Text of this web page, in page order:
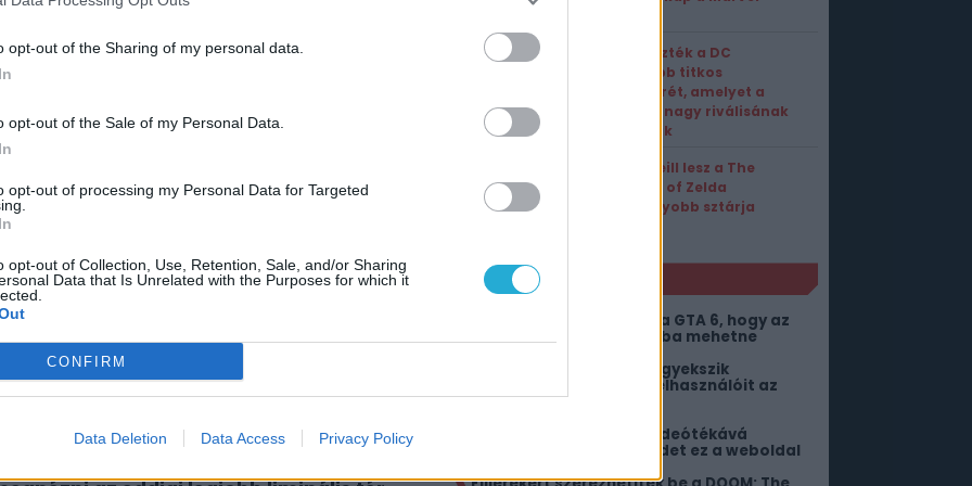
opt-out of the Sharing of my personal data.
opt-out of the Sale of my Personal Data.
opt-out of processing my Personal Data for Targeted
opt-out of Collection, Use, Retention, Sale, and/or Sharing
Data that Is Unrelated with the Purposes for which it
CONFIRM
Data Deletion Data Access Privacy Policy
pedig május 28-tól láthatjuk majd a hazai
hogy a PC Guru tartalmairól véletlenül
film és meg is jött hozzá az első
film, itt van hozzá az első
Leleplezték a DC
legújabb titkos
fegyverét, amelyet a
Marvel nagy riválisának
szánnak
Sam Neill lesz a The
Legend of Zelda
legnagyobb sztárja
AJÁNLÓ
Már annyi pénzt hozott a GTA 6, hogy az
összes fejlesztő nyugdíjba mehetne
Korlátlan ChatGPT-vel igyekszik
lekenyerezni ingyenes felhasználóit az
OpenAI
Virtuálisan bejárható videótékává
változtatja a böngésződet ez a weboldal